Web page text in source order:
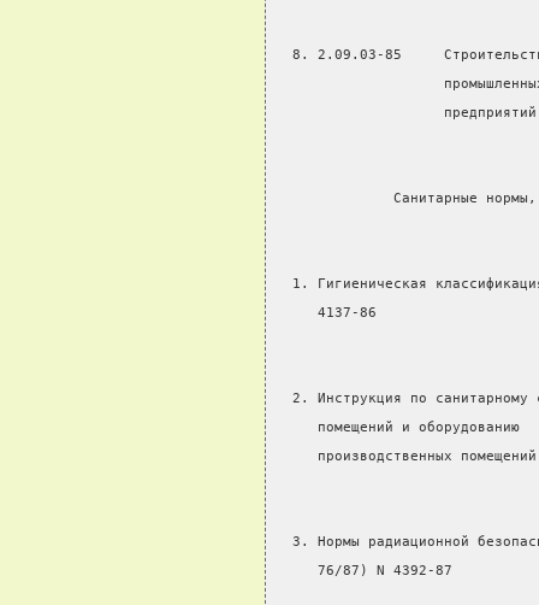
8. 2.09.03-85
                    предприятий
Санитарные
1. Гигиеническая
     4137-86
2. Инструкция по санитарному
     помещений и оборудованию
     производственных помещений
3. Нормы радиационной
     76/87) N 4392-87